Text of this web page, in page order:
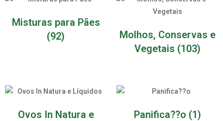
Misturas para Pães
(92)
Molhos, Conservas e
Vegetais (103)
Ovos In Natura e
Panifica??o (1)